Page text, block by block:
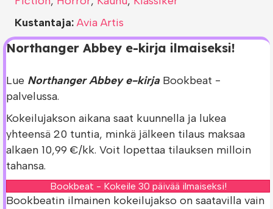
Northanger Abbey e-kirja ilmaiseksi!
Lue Northanger Abbey e-kirja Bookbeat -
palvelussa.
Kokeilujakson aikana saat kuunnella ja lukea
yhteensä 20 tuntia, minkä jälkeen tilaus maksaa
alkaen 10,99 €/kk. Voit lopettaa tilauksen milloin
tahansa.
Bookbeat - Kokeile 30 päivää ilmaiseksi!
Bookbeatin ilmainen kokeilujakso on saatavilla vain
Kustantaja: Avia Artis